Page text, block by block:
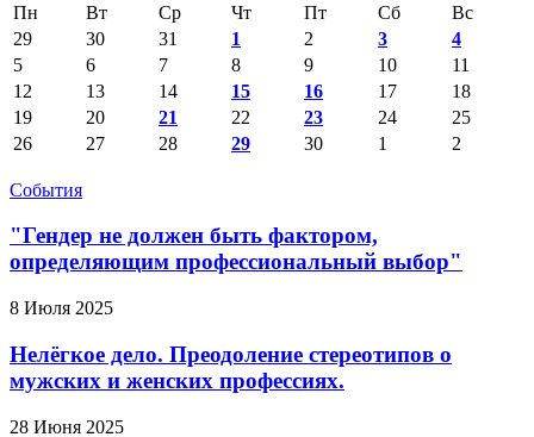
Пн
Вт Ср Чт Пт Сб
Вс
29
30 31 1 2 3
4
5
6 7 8 9 10
11
12
13 14 15 16 17
18
19
20 21 22 23 24
25
26
27 28 29 30 1 2
События
"Гендер не должен быть фактором,
определяющим профессиональный выбор"
8 Июля 2025
Нелёгкое дело. Преодоление стереотипов о
мужских и женских профессиях.
28 Июня 2025